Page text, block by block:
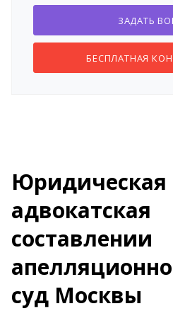
ЗАДАТЬ
БЕСПЛАТНАЯ
составлении
суд Москвы